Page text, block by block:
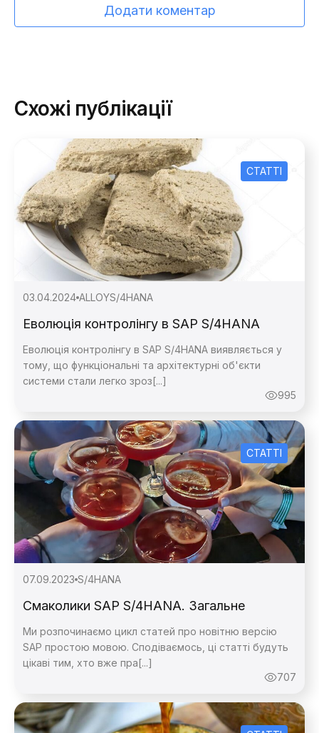
Додати коментар
Схожі публікації
СТАТТІ
03.04.2024 ALLOYS/4HANA
Еволюція контролінгу в SAP S/4HANA
Еволюція контролінгу в SAP S/4HANA виявляється у
тому, що функціональні та архітектурні об'єкти
системи стали легко зроз[...]
995
СТАТТІ
07.09.2023 S/4HANA
Смаколики SAP S/4HANA. Загальне
Ми розпочинаємо цикл статей про новітню версію
SAP простою мовою. Сподіваємось, ці статті будуть
цікаві тим, хто вже пра[...]
707
Дякую,